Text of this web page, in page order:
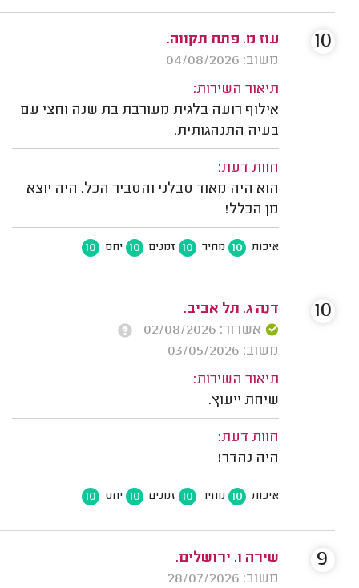
עוז מ. פתח תקווה.
משוב: 04/08/2026
תיאור השירות:
אילוף רועה בלגית מעורבת בת שנה וחצי עם
בעיה התנהגותית.
חוות דעת:
הוא היה מאוד סבלני והסביר הכל. היה יוצא
מן הכלל!
איכות 10 מחיר 10 זמנים 10 יחס 10
10
דנה ג. תל אביב.
אשרור: 02/08/2026
משוב: 03/05/2026
תיאור השירות:
שיחת ייעוץ.
חוות דעת:
היה נהדר!
איכות 10 מחיר 10 זמנים 10 יחס 10
10
שירה ו. ירושלים.
משוב: 28/07/2026
9